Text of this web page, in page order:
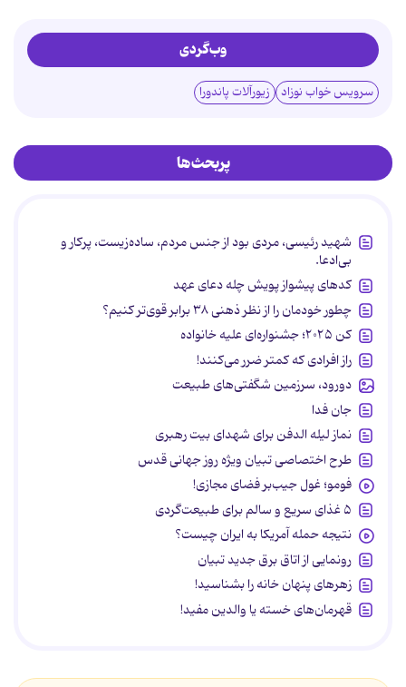
وب‌گردی
سرویس خواب نوزاد زیورآلات پاندورا
پربحث‌ها
شهید رئیسی، مردی بود از جنس مردم، ساده‌زیست، پرکار و
بی‌ادعا.
کدهای پیشواز پویش چله دعای عهد
چطور خودمان را از نظر ذهنی ۳۸ برابر قوی‌تر کنیم؟
کن ۲۰۲۵؛ جشنواره‌ای علیه خانواده
راز افرادی که کمتر ضرر می‌کنند!
دورود، سرزمین شگفتی‌های طبیعت
جان فدا
نماز لیله الدفن برای شهدای بیت رهبری
طرح اختصاصی تبیان ویژه روز جهانی قدس
فومو؛ غول جیب‌بر فضای مجازی!
۵ غذای سریع و سالم برای طبیعت‌گردی
نتیجه حمله آمریکا به ایران چیست؟
رونمایی از اتاق برق جدید تبیان
زهرهای پنهان خانه را بشناسید!
قهرمان‌های خسته یا والدین مفید!